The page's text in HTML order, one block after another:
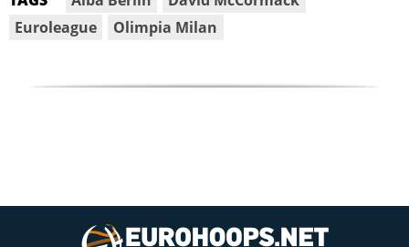
Euroleague
Olimpia Milan